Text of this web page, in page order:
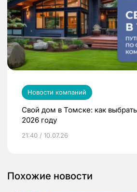
Новости компаний
Свой дом в Томске: как
2026 году
21:40 / 10.07.26
Похожие новости